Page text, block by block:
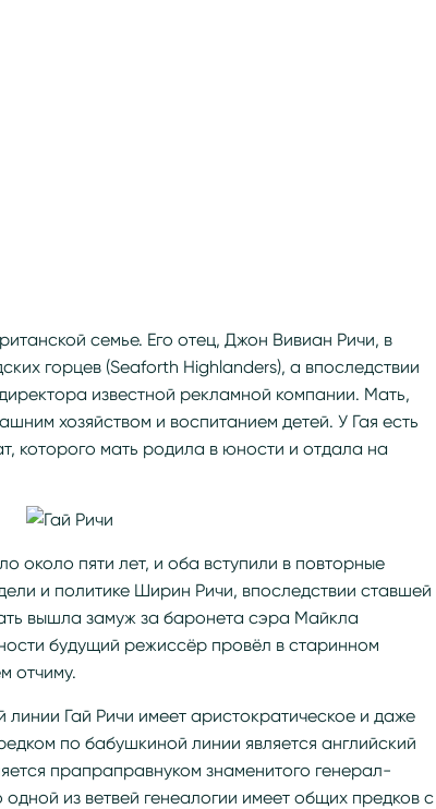
семье. Его отец, Джон Вивиан Ричи, в
горцев (Seaforth Highlanders), а впоследствии
известной рекламной компании. Мать,
хозяйством и воспитанием детей. У Гая есть
которого мать родила в юности и отдала на
около пяти лет, и оба вступили в повторные
и политике Ширин Ричи, впоследствии ставшей
вышла замуж за баронета сэра Майкла
будущий режиссёр провёл в старинном
отчиму.
Гай Ричи имеет аристократическое и даже
по бабушкиной линии является английский
прапраправнуком знаменитого генерал-
из ветвей генеалогии имеет общих предков с